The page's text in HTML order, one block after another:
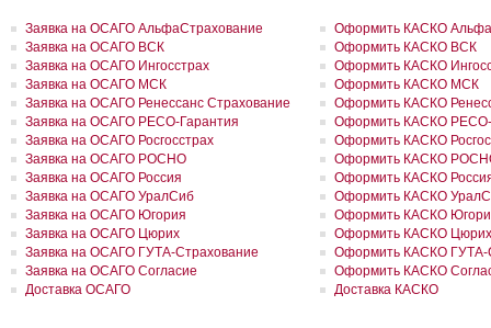
на сумму свыше 67 млн рублей
РОСГОССТРАХ в Москве и Московской области застраховал 2
сумму 41,5 млн рублей
РОСГОССТРАХ в новом учебном году продолжает
программу «Вектор взлета»
РОСГОССТРАХ в Удмуртии застраховал сельхозпроизводителей
около 200 млн рублей
РОСГОССТРАХ в Воронежской области застраховал самолеты
авиакомпании «Полет» на 8,8 млн долларов
РОСГОССТРАХ в Ленинградской области принял более 200
возмещение ущерба, причиненного июльским ураганом
РОСГОССТРАХ в Свердловской области застраховал дом на
41 млн рублей
РОСГОССТРАХ застрахует по ОСАГО автотранспорт МВД
Республики
РОСГОССТРАХ в Москве и Московской области застраховал 2
сумму 26,2 млн рублей
РОСГОССТРАХ урегулировал более трех четвертей убытков,
Заявка на ОСАГО АльфаСтрахование
Заявка на ОСАГО ВСК
Заявка на ОСАГО Ингосстрах
Заявка на ОСАГО МСК
Заявка на ОСАГО Ренессанс Страхование
Заявка на ОСАГО РЕСО-Гарантия
Заявка на ОСАГО Росгосстрах
Заявка на ОСАГО РОСНО
Заявка на ОСАГО Россия
Заявка на ОСАГО УралСиб
Заявка на ОСАГО Югория
Заявка на ОСАГО Цюрих
Заявка на ОСАГО ГУТА-Страхование
Заявка на ОСАГО Согласие
Доставка ОСАГО
Оформить КАСКО
Оформить КАСКО ВСК
Оформить КАСКО
Оформить КАСКО МСК
Оформить КАСКО
Оформить КАСКО РЕСО-
Оформить КАСКО
Оформить КАСКО
Оформить КАСКО
Оформить КАСКО
Оформить КАСКО
Оформить КАСКО Цюрих
Оформить КАСКО ГУТА-
Оформить КАСКО
Доставка КАСКО